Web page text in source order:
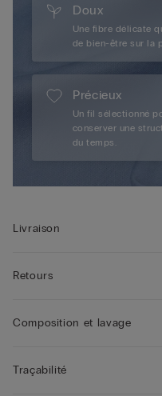
Doux
Une fibre délicate
de bien-être sur la
Précieux
Un fil sélectionné
conserver une
du temps.
Livraison
Retours
Composition et lavage
Traçabilité